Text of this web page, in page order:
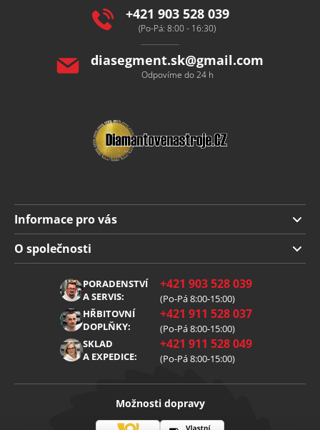
+421 903 528 039
(Po-Pá: 8:00 - 16:30)
diasegment.sk@gmail.com
Odpovíme do 24 h
Informace pro vás
Doprava a platba
Obchodní podmínky
Reklamace
Zpracování osobních údajů
O společnosti
PORADENSTVÍ
A SERVIS:
+421 903 528 039
(Po-Pá 8:00-15:00)
HŘBITOVNÍ
DOPLŇKY:
+421 911 528 037
(Po-Pá 8:00-15:00)
SKLAD
A EXPEDICE:
+421 911 528 049
(Po-Pá 8:00-15:00)
Možnosti dopravy